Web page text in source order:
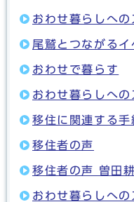
おわせ暮らしへの
尾鷲とつながるイ
おわせで暮らす
おわせ暮らしへ
移住に関連する手
移住者の声
移住者の声 曽田
おわせ暮らしへの